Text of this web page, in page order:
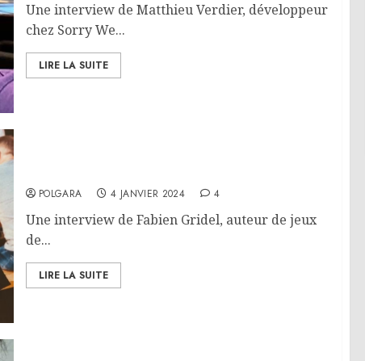
Une interview de Matthieu Verdier, développeur
chez Sorry We...
LIRE LA SUITE
POLGARA 4 JANVIER 2024 4
Une interview de Fabien Gridel, auteur de jeux
de...
LIRE LA SUITE